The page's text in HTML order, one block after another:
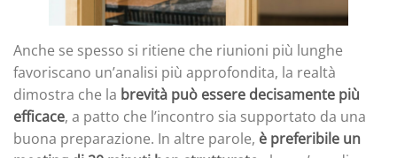
Anche se spesso si ritiene che riunioni più lunghe
favoriscano un’analisi più approfondita, la realtà
dimostra che la brevità può essere decisamente più
efficace, a patto che l’incontro sia supportato da una
buona preparazione. In altre parole, è preferibile un